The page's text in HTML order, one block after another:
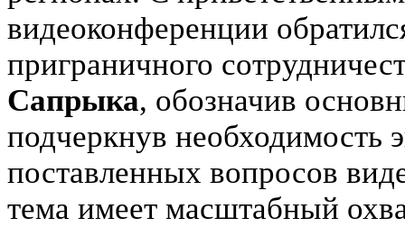
видеоконференции
приграничного
Сапрыка, обозначив
подчеркнув необходимость
поставленных вопросов
тема имеет масштабный